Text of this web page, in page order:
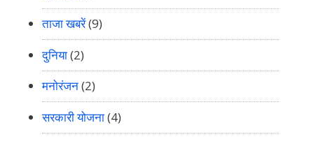
ताजा खबरें(9)
दुनिया(2)
मनोरंजन(2)
सरकारी योजना(4)